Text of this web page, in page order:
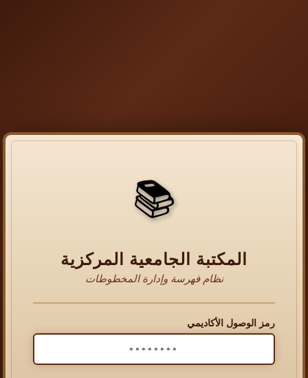
📚
المكتبة الجامعية المركزية
نظام فهرسة وإدارة المخطوطات
رمز الوصول الأكاديمي